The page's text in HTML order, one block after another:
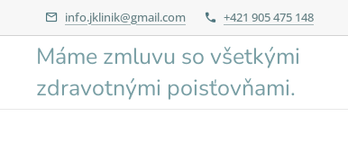
info.jklinik@gmail.com +421 905 475 148
Máme zmluvu so všetkými
zdravotnými poisťovňami.